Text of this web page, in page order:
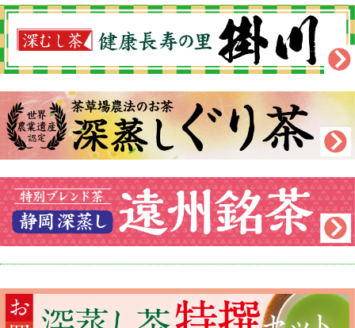
何卒ご理解いただきますよう、よろしくお願い申し上げます。
2026年07月17日 新商品アップいたしました!
盛夏のお得な特撰セット、夏の贈り物、今月の逸品、盛夏の厳選茶器などをアップ
いたしましたので、ぜひお試しください。
2026年06月25日 プレゼント終了のお知らせ
プレゼントの『瑠璃小紋角皿2枚組』は大変ご好評の為、終了いたしました。
申し訳ございませんが、陶器ご希望の場合は次回プレゼントの『モノクロ角皿(1
枚)』となります。ご了承ください。
誠に勝手ながら、下記の日程でお休みさせていただきます。
9月12日(土)
インターネット、FAX、おはがきでのご注文・お問い合わせは受け付けております
何卒ご理解いただきますよう、よろしくお願い申し上げます。